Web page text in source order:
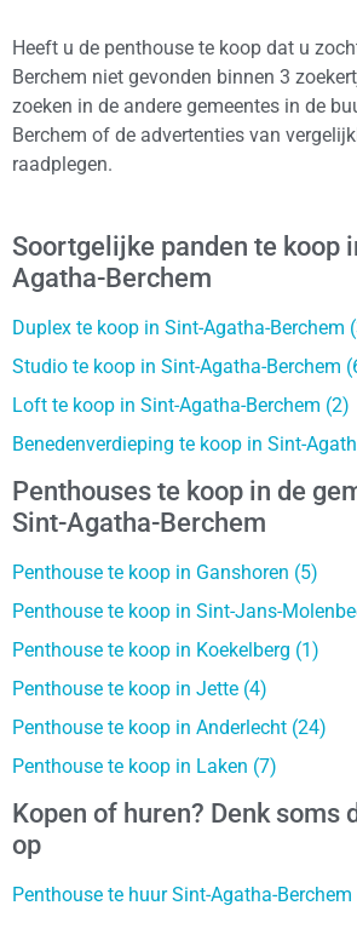
Heeft u de penthouse te koop dat u
Berchem niet gevonden binnen 3
zoeken in de andere gemeentes in de
Berchem of de advertenties van
raadplegen.
Soortgelijke panden te koop
Agatha-Berchem
Duplex te koop in Sint-Agatha-Berchem
Studio te koop in Sint-Agatha-Berchem
Loft te koop in Sint-Agatha-Berchem (2)
Benedenverdieping te koop in Sint-
Penthouses te koop in de
Sint-Agatha-Berchem
Penthouse te koop in Ganshoren (5)
Penthouse te koop in Sint-Jans-
Penthouse te koop in Koekelberg (1)
Penthouse te koop in Jette (4)
Penthouse te koop in Anderlecht (24)
Penthouse te koop in Laken (7)
Kopen of huren? Denk soms
op
Penthouse te huur Sint-Agatha-Berchem